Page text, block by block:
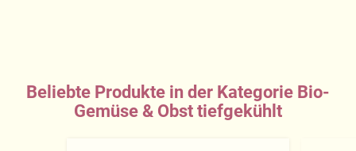
Beliebte Produkte in der Kategorie Bio-
Gemüse & Obst tiefgekühlt